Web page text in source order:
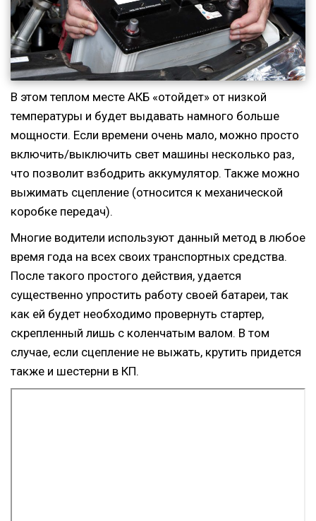
В этом теплом месте АКБ «отойдет» от низкой
температуры и будет выдавать намного больше
мощности. Если времени очень мало, можно просто
включить/выключить свет машины несколько раз,
что позволит взбодрить аккумулятор. Также можно
выжимать сцепление (относится к механической
коробке передач).
Многие водители используют данный метод в любое
время года на всех своих транспортных средства.
После такого простого действия, удается
существенно упростить работу своей батареи, так
как ей будет необходимо провернуть стартер,
скрепленный лишь с коленчатым валом. В том
случае, если сцепление не выжать, крутить придется
также и шестерни в КП.